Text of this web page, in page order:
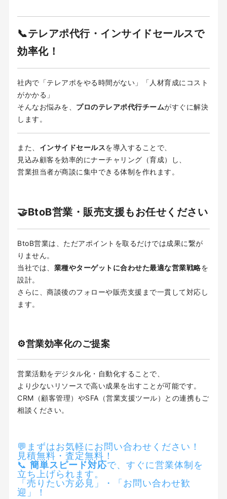
📞テレアポ代行・インサイドセールスで
効率化！
社内で「テレアポをやる時間がない」「人材育成にコスト
がかかる」
そんなお悩みを、 プロのテレアポ代行チームがすぐに解決
します。
また、 インサイドセールスを導入することで、
見込み顧客を効率的にナーチャリング（育成）し、
営業担当者が商談に集中できる体制を作れます。
🤝BtoB営業・販売支援もお任せください
BtoB営業は、ただアポイントを取るだけでは成果に繋が
りません。
当社では、 業種やターゲットに合わせた最適な営業戦略を
設計。
さらに、商談後のフォローや販売支援まで一貫して対応し
ます。
⚙️営業効率化のご提案
営業活動をデジタル化・自動化することで、
より少ないリソースで高い成果を出すことが可能です。
CRM（顧客管理）やSFA（営業支援ツール）との連携もご
相談ください。
💬まずはお気軽にお問い合わせください！
見積無料・査定無料！
📞簡単スピード対応で、すぐに営業体制を
立ち上げられます。
「売りたい方必見」・「お問い合わせ歓
迎」！